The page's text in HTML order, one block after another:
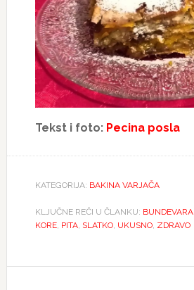
Tekst i foto: Pecina posla
KATEGORIJA: BAKINA VARJAČA
KLJUČNE REČI U ČLANKU: BUNDEVARA,
KORE, PITA, SLATKO, UKUSNO, ZDRAVO